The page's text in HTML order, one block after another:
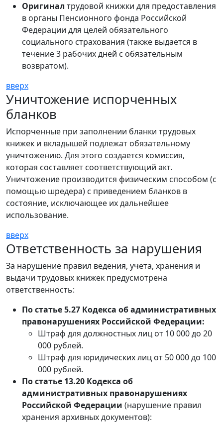
Оригинал трудовой книжки для предоставления
в органы Пенсионного фонда Российской
Федерации для целей обязательного
социального страхования (также выдается в
течение 3 рабочих дней с обязательным
возвратом).
вверх
Уничтожение испорченных
бланков
Испорченные при заполнении бланки трудовых
книжек и вкладышей подлежат обязательному
уничтожению. Для этого создается комиссия,
которая составляет соответствующий акт.
Уничтожение производится физическим способом (с
помощью шредера) с приведением бланков в
состояние, исключающее их дальнейшее
использование.
вверх
Ответственность за нарушения
За нарушение правил ведения, учета, хранения и
выдачи трудовых книжек предусмотрена
ответственность:
По статье 5.27 Кодекса об административных
правонарушениях Российской Федерации:
Штраф для должностных лиц от 10 000 до 20
000 рублей.
Штраф для юридических лиц от 50 000 до 100
000 рублей.
По статье 13.20 Кодекса об
административных правонарушениях
Российской Федерации (нарушение правил
хранения архивных документов):